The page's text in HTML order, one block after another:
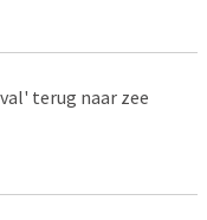
terug naar zee